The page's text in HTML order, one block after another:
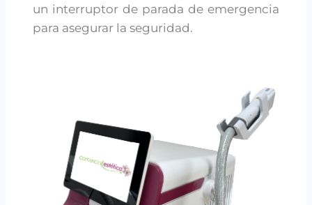
un interruptor de parada de emergencia
para asegurar la seguridad.